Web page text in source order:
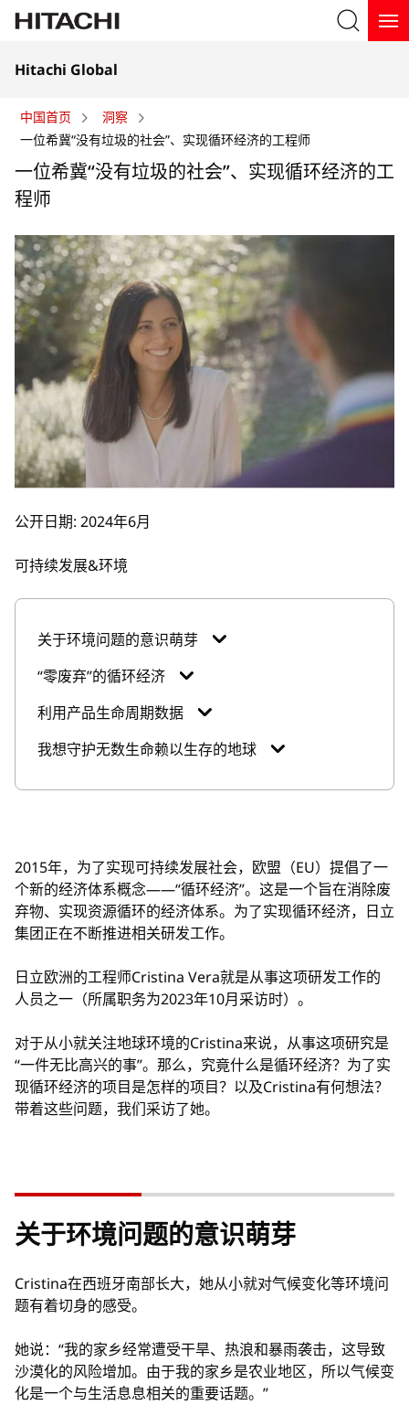
新
签
页
开
Hitachi Global
标
签
中
中国首页
洞察
一位希冀“没有垃圾的社会”、实现循环经济的工程师
一位希冀“没有垃圾的社会”、实现循环经济的工
程师
公开日期: 2024年6月
可持续发展&环境
关于环境问题的意识萌芽
“零废弃”的循环经济
利用产品生命周期数据
我想守护无数生命赖以生存的地球
2015年，为了实现可持续发展社会，欧盟（EU）提倡了一
个新的经济体系概念——“循环经济”。这是一个旨在消除废
弃物、实现资源循环的经济体系。为了实现循环经济，日立
集团正在不断推进相关研发工作。
日立欧洲的工程师Cristina Vera就是从事这项研发工作的
人员之一（所属职务为2023年10月采访时）。
对于从小就关注地球环境的Cristina来说，从事这项研究是
“一件无比高兴的事”。那么，究竟什么是循环经济？为了实
现循环经济的项目是怎样的项目？以及Cristina有何想法？
带着这些问题，我们采访了她。
关于环境问题的意识萌芽
Cristina在西班牙南部长大，她从小就对气候变化等环境问
题有着切身的感受。
她说：“我的家乡经常遭受干旱、热浪和暴雨袭击，这导致
沙漠化的风险增加。由于我的家乡是农业地区，所以气候变
化是一个与生活息息相关的重要话题。”